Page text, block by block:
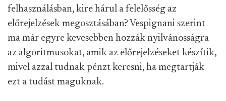
felhasználásban, kire hárul a felelősség az
előrejelzések megosztásában? Vespignani szerint
ma már egyre kevesebben hozzák nyilvánosságra
az algoritmusokat, amik az előrejelzéseket készítik,
mivel azzal tudnak pénzt keresni, ha megtartják
ezt a tudást maguknak.